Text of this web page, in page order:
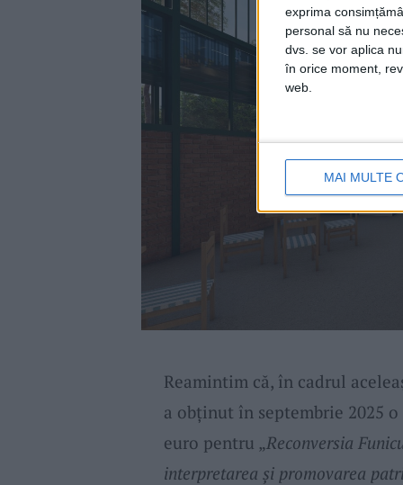
exprima
personal să nu
dvs. se vor aplica
în orice moment,
web.
MAI MULTE
Reamintim că, în cadrul
a obținut în septembrie 2025
euro pentru „Reconversia
interpretarea și promovarea